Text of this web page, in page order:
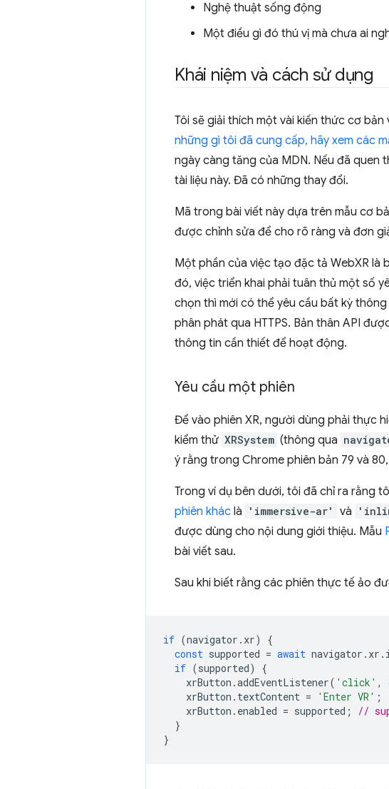
Nghệ thuật sống động
Một điều gì đó thú vị mà chưa ai
Khái niệm và cách sử dụng
Tôi sẽ giải thích một vài kiến thức cơ
những gì tôi đã cung cấp, hãy xem các
ngày càng tăng của MDN. Nếu đã quen
tài liệu này. Đã có những thay đổi.
Mã trong bài viết này dựa trên mẫu cơ
được chỉnh sửa để cho rõ ràng và đơn
Một phần của việc tạo đặc tả WebXR
đó, việc triển khai phải tuân thủ một số
chọn thì mới có thể yêu cầu bất kỳ
phân phát qua HTTPS. Bản thân API
thông tin cần thiết để hoạt động.
Yêu cầu một phiên
Để vào phiên XR, người dùng phải thực
kiểm thử XRSystem (thông qua
ý rằng trong Chrome phiên bản 79 và
Trong ví dụ bên dưới, tôi đã chỉ ra rằng
phiên khác là 'immersive-ar' và
được dùng cho nội dung giới thiệu. Mẫu
bài viết sau.
Sau khi biết rằng các phiên thực tế ảo
if (navigator . xr)
{
const supported = await navigator . xr .
if (supported)
{
xrButton .addEventListener( 'click' ,
xrButton . textContent = 'Enter VR' ;
xrButton . enabled = supported ;
//
}
}